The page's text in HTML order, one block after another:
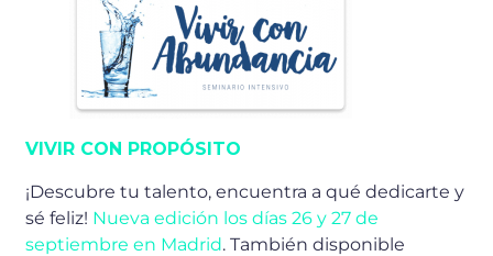
VIVIR CON PROPÓSITO
¡Descubre tu talento, encuentra a qué dedicarte y
sé feliz! Nueva edición los días 26 y 27 de
septiembre en Madrid. También disponible